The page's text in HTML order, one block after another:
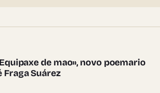
ente pieces
de mao», novo poemario
Fraga Suárez